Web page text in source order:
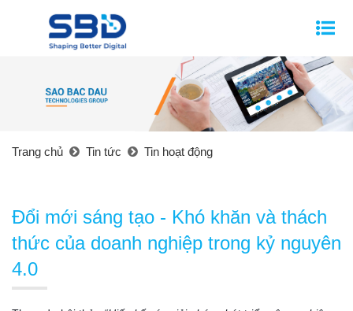
Trang chủ Tin tức Tin hoạt động
Đổi mới sáng tạo - Khó khăn và thách
thức của doanh nghiệp trong kỷ nguyên
4.0